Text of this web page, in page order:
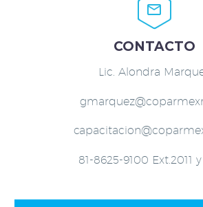


CONTACTO
Lic. Alondra
81-8625-9100 Ext.2011